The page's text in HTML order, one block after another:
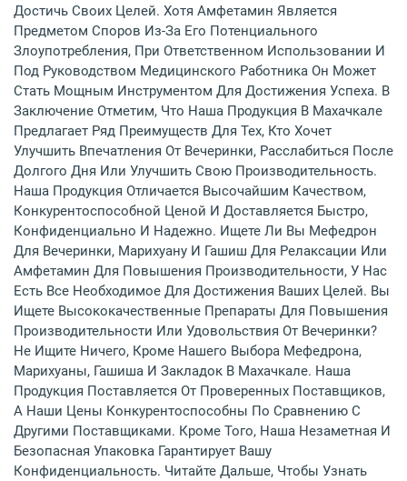
Достичь Своих Целей. Хотя Амфетамин Является
Предметом Споров Из-За Его Потенциального
Злоупотребления, При Ответственном Использовании И
Под Руководством Медицинского Работника Он Может
Стать Мощным Инструментом Для Достижения Успеха. В
Заключение Отметим, Что Наша Продукция В Махачкале
Предлагает Ряд Преимуществ Для Тех, Кто Хочет
Улучшить Впечатления От Вечеринки, Расслабиться После
Долгого Дня Или Улучшить Свою Производительность.
Наша Продукция Отличается Высочайшим Качеством,
Конкурентоспособной Ценой И Доставляется Быстро,
Конфиденциально И Надежно. Ищете Ли Вы Мефедрон
Для Вечеринки, Марихуану И Гашиш Для Релаксации Или
Амфетамин Для Повышения Производительности, У Нас
Есть Все Необходимое Для Достижения Ваших Целей. Вы
Ищете Высококачественные Препараты Для Повышения
Производительности Или Удовольствия От Вечеринки?
Не Ищите Ничего, Кроме Нашего Выбора Мефедрона,
Марихуаны, Гашиша И Закладок В Махачкале. Наша
Продукция Поставляется От Проверенных Поставщиков,
А Наши Цены Конкурентоспособны По Сравнению С
Другими Поставщиками. Кроме Того, Наша Незаметная И
Безопасная Упаковка Гарантирует Вашу
Конфиденциальность. Читайте Дальше, Чтобы Узнать